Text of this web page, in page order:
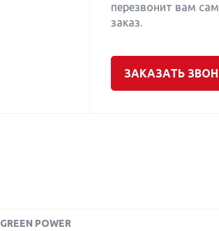
перезвонит вам
заказ.
ЗАКАЗАТЬ
GREEN POWER